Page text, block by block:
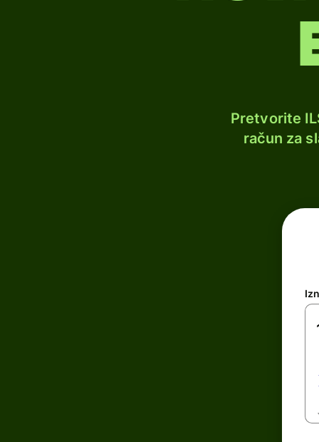
Pretvorite
račun za